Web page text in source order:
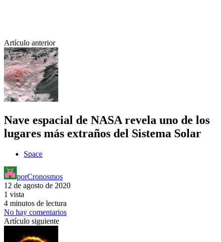
Artículo anterior
Nave espacial de NASA revela uno de los
lugares más extraños del Sistema Solar
Space
porCronosmos
12 de agosto de 2020
1 vista
4 minutos de lectura
No hay comentarios
Artículo siguiente